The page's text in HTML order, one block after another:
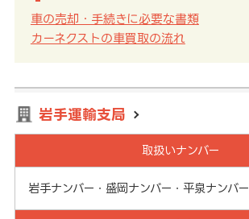
車の売却・手続きに必要な書類
カーネクストの車買取の流れ
岩手運輸支局
取扱いナンバー
岩手ナンバー・盛岡ナンバー・平泉ナンバー